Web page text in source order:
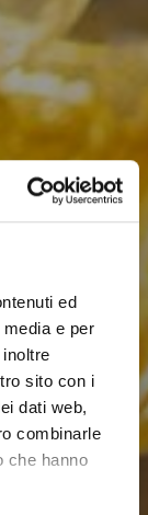
ed
e per
sito con i
dati web,
combinarle
che hanno